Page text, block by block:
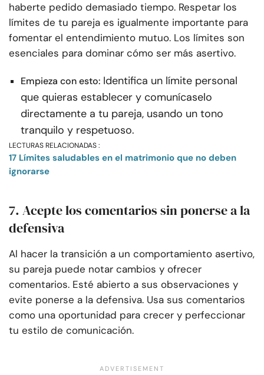
haberte pedido demasiado tiempo. Respetar los
límites de tu pareja es igualmente importante para
fomentar el entendimiento mutuo. Los límites son
esenciales para dominar cómo ser más asertivo.
Empieza con esto: Identifica un límite personal
que quieras establecer y comunícaselo
directamente a tu pareja, usando un tono
tranquilo y respetuoso.
LECTURAS RELACIONADAS :
17 Límites saludables en el matrimonio que no deben
ignorarse
7. Acepte los comentarios sin ponerse a la
defensiva
Al hacer la transición a un comportamiento asertivo,
su pareja puede notar cambios y ofrecer
comentarios. Esté abierto a sus observaciones y
evite ponerse a la defensiva. Usa sus comentarios
como una oportunidad para crecer y perfeccionar
tu estilo de comunicación.